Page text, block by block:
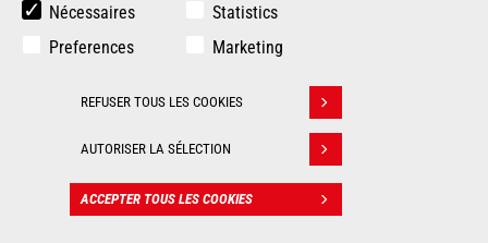
Profondeur
Longueur
CONTACT
Nécessaires
Statistics
Preferences
Marketing
REFUSER TOUS LES COOKIES
AUTORISER LA SÉLECTION
ACCEPTER TOUS LES COOKIES